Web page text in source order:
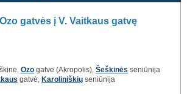
gatvės į V. Vaitkaus gatvę
Ozo gatvė (Akropolis), Šeškinės seniūnija
gatvė, Karoliniškių seniūnija